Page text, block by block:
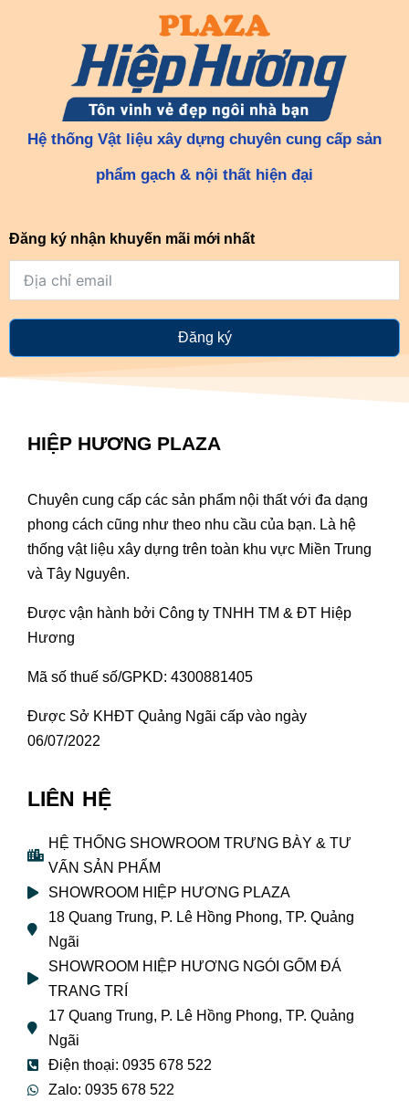
Hệ thống Vật liệu xây dựng chuyên cung cấp sản
phẩm gạch & nội thất hiện đại
Đăng ký nhận khuyến mãi mới nhất
Đăng ký
HIỆP HƯƠNG PLAZA
Chuyên cung cấp các sản phẩm nội thất với đa dạng
phong cách cũng như theo nhu cầu của bạn. Là hệ
thống vật liệu xây dựng trên toàn khu vực Miền Trung
và Tây Nguyên.
Được vận hành bởi Công ty TNHH TM & ĐT Hiệp
Hương
Mã số thuế số/GPKD: 4300881405
Được Sở KHĐT Quảng Ngãi cấp vào ngày
06/07/2022
LIÊN HỆ
HỆ THỐNG SHOWROOM TRƯNG BÀY & TƯ
VẤN SẢN PHẨM
SHOWROOM HIỆP HƯƠNG PLAZA
18 Quang Trung, P. Lê Hồng Phong, TP. Quảng
Ngãi
SHOWROOM HIỆP HƯƠNG NGÓI GỐM ĐÁ
TRANG TRÍ
17 Quang Trung, P. Lê Hồng Phong, TP. Quảng
Ngãi
Điện thoại: 0935 678 522
Zalo: 0935 678 522